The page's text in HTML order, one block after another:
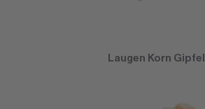
Laugen Korn Gipfel